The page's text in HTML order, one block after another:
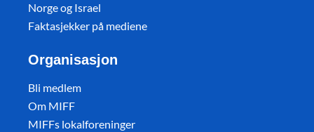
Norge og Israel
Faktasjekker på mediene
Organisasjon
Bli medlem
Om MIFF
MIFFs lokalforeninger